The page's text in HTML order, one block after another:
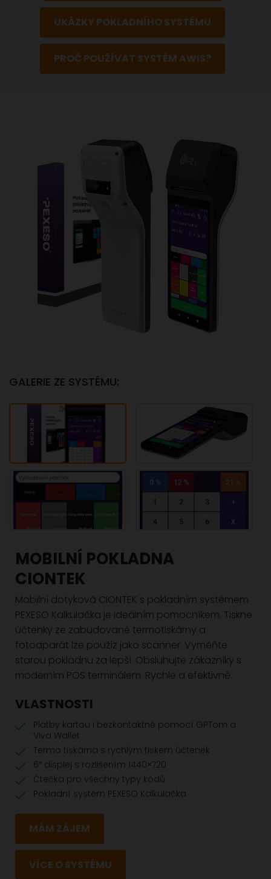
UKÁZKY POKLADNÍHO SYSTÉMU
PROČ POUŽÍVAT SYSTÉM AWIS?
GALERIE ZE SYSTÉMU:
MOBILNÍ POKLADNA
CIONTEK
Mobilní dotyková CIONTEK s pokladním systémem
PEXESO Kalkulačka je ideálním pomocníkem. Tiskne
účtenky ze zabudované termotiskárny a
fotoaparát lze použíz jako scanner. Vyměňte
starou pokladnu za lepší. Obsluhujte zákazníky s
moderním POS terminálem. Rychle a efektivně.
VLASTNOSTI
Platby kartou i bezkontaktně pomocí GPTom a
Viva Wallet
Termo tiskárna s rychlým tiskem účtenek
6″ displej s rozlišením 1440×720
Čtečka pro všechny typy kódů
Pokladní systém PEXESO Kalkulačka
MÁM ZÁJEM
VÍCE O SYSTÉMU